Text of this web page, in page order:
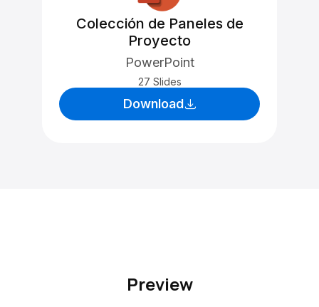
Colección de Paneles de
Proyecto
PowerPoint
27 Slides
Download
Preview